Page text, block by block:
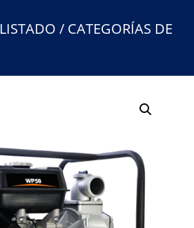
/ CATEGORÍAS DE